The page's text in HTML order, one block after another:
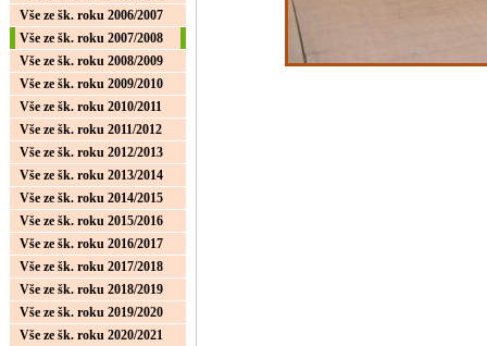
Vše ze šk. roku 2006/2007
Vše ze šk. roku 2007/2008
Vše ze šk. roku 2008/2009
Vše ze šk. roku 2009/2010
Vše ze šk. roku 2010/2011
Vše ze šk. roku 2011/2012
Vše ze šk. roku 2012/2013
Vše ze šk. roku 2013/2014
Vše ze šk. roku 2014/2015
Vše ze šk. roku 2015/2016
Vše ze šk. roku 2016/2017
Vše ze šk. roku 2017/2018
Vše ze šk. roku 2018/2019
Vše ze šk. roku 2019/2020
Vše ze šk. roku 2020/2021